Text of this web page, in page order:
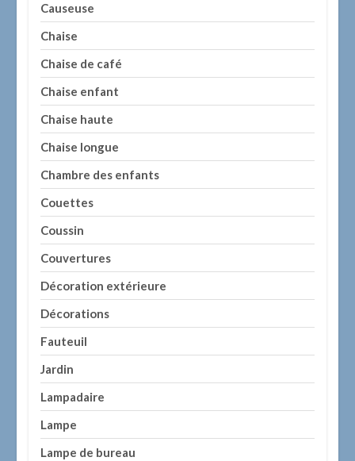
Causeuse
Chaise
Chaise de café
Chaise enfant
Chaise haute
Chaise longue
Chambre des enfants
Couettes
Coussin
Couvertures
Décoration extérieure
Décorations
Fauteuil
Jardin
Lampadaire
Lampe
Lampe de bureau